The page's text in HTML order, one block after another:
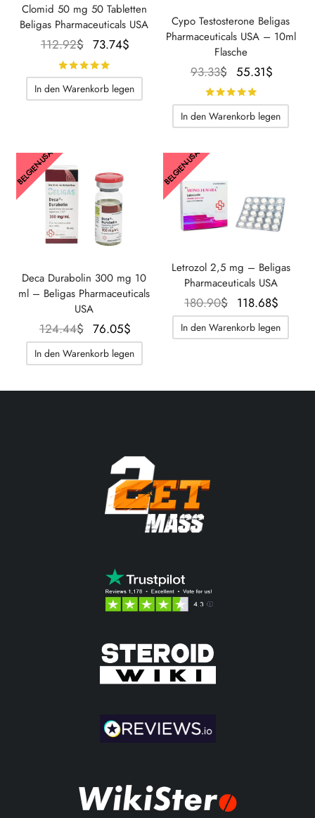
Clomid 50 mg 50 Tabletten
Beligas Pharmaceuticals USA
112.92$
Der
ursprüngliche
Preis war:
112.92$.
73.74$
Preis
beträgt:
In den Warenkorb legen
Cypo Testosterone Beligas
Pharmaceuticals USA – 10ml
Flasche
93.33$
Der
ursprüngliche
Preis war:
93.33$.
55.31$
Preis
beträgt:
In den Warenkorb legen
BELGIEN-USA
Deca Durabolin 300 mg 10
ml – Beligas Pharmaceuticals
USA
124.44$
Der
ursprüngliche
Preis war:
76.05$
aktuelle
Preis
In den Warenkorb legen
BELGIEN-USA
Letrozol 2,5 mg – Beligas
Pharmaceuticals USA
180.90$
Der
ursprüngliche
Preis war:
118.68$
In den Warenkorb legen